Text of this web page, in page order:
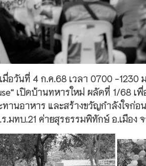
อวันที่ 4 ก.ค.68 เวลา 0700 -1230
เปิดบ้านทหารใหม่ ผลัดที่ 1/68
ทานอาหาร และสร้างขวัญกำลังใจ
.มทบ.21 ค่ายสุรธรรมพิทักษ์ อ.เมือง